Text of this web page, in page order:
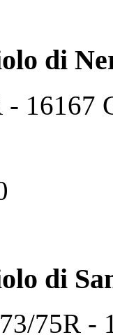
di
16167
di
75R -